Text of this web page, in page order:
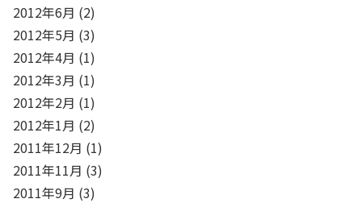
2012年6月 (2)
2012年5月 (3)
2012年4月 (1)
2012年3月 (1)
2012年2月 (1)
2012年1月 (2)
2011年12月 (1)
2011年11月 (3)
2011年9月 (3)